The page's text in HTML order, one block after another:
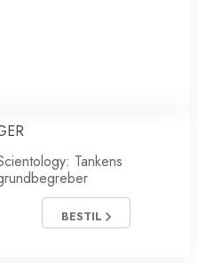
Tankens
BESTIL